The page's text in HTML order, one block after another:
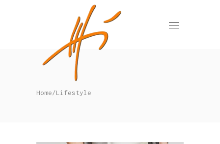
Home/Lifestyle